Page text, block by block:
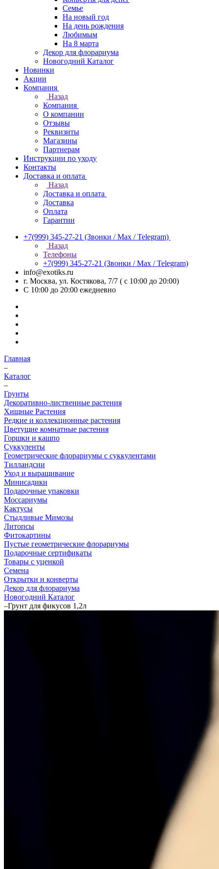
Семье
На новый год
На день рождения
Любимым
На 8 марта
Декор для флорариума
Новогодний Каталог
Новинки
Акции
Компания
Назад
Компания
О компании
Отзывы
Реквизиты
Магазины
Партнерам
Инструкции по уходу
Контакты
Доставка и оплата
Назад
Доставка и оплата
Доставка
Оплата
Гарантии
+7(999) 345-27-21 (Звонки / Max / Telegram)
Назад
Телефоны
+7(999) 345-27-21 (Звонки / Max / Telegram)
info@exotiks.ru
г. Москва, ул. Костякова, 7/7 ( с 10:00 до 20:00)
С 10:00 до 20:00 ежедневно
Главная
–
Каталог
–
Грунты
Декоративно-лиственные растения
Хищные Растения
Редкие и коллекционные растения
Цветущие комнатные растения
Горшки и кашпо
Суккуленты
Геометрические флорариумы с суккулентами
Тилландсии
Уход и выращивание
Минисадики
Подарочные упаковки
Моссариумы
Кактусы
Стыдливые Мимозы
Литопсы
Фитокартины
Пустые геометрические флорариумы
Подарочные сертификаты
Товары с уценкой
Семена
Открытки и конверты
Декор для флорариума
Новогодний Каталог
–Грунт для фикусов 1,2л